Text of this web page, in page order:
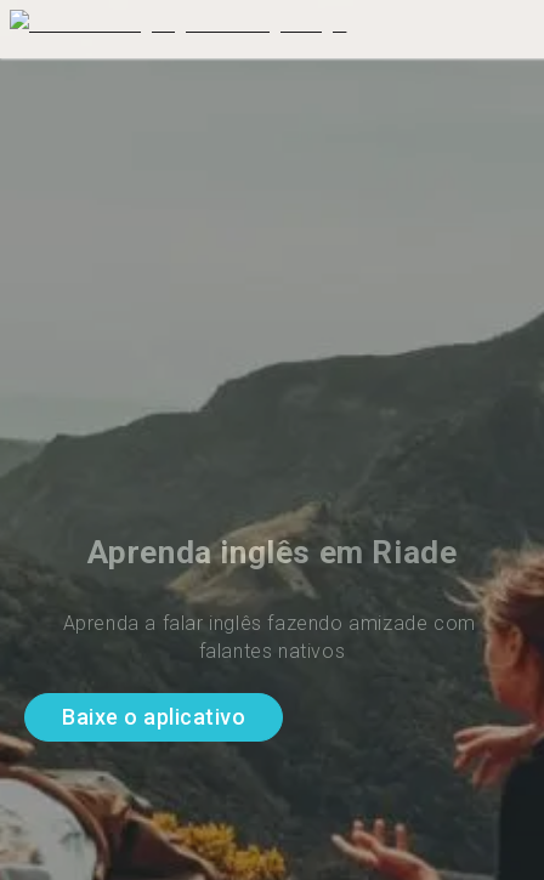
Aprenda inglês em Riade
Aprenda a falar inglês fazendo amizade com
falantes nativos
Baixe o aplicativo